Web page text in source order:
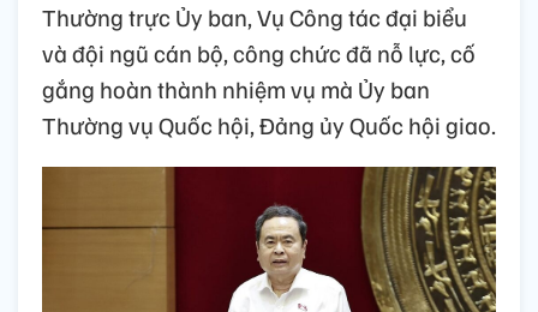
Thường trực Ủy ban, Vụ Công tác đại biểu
và đội ngũ cán bộ, công chức đã nỗ lực, cố
gắng hoàn thành nhiệm vụ mà Ủy ban
Thường vụ Quốc hội, Đảng ủy Quốc hội giao.